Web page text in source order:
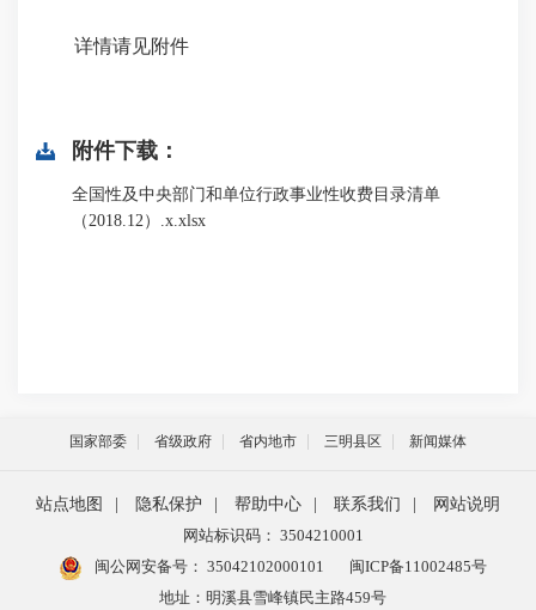
详情请见附件
附件下载：
全国性及中央部门和单位行政事业性收费目录清单
（2018.12）.x.xlsx
国家部委 省级政府 省内地市 三明县区 新闻媒体
站点地图 隐私保护 帮助中心 联系我们
网站说明
网站标识码： 3504210001
闽公网安备号： 35042102000101
闽ICP备11002485号
地址：明溪县雪峰镇民主路459号